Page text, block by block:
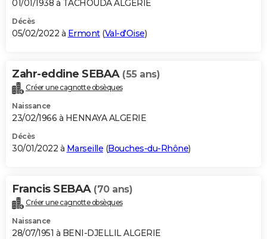
01/01/1938 à TACHOUDA ALGERIE
Décès
05/02/2022 à Ermont(Val-d'Oise)
Zahr-eddine SEBAA (55 ans)
Créer une cagnotte obsèques
Naissance
23/02/1966 à HENNAYA ALGERIE
Décès
30/01/2022 à Marseille (Bouches-du-Rhône)
Francis SEBAA (70 ans)
Créer une cagnotte obsèques
Naissance
28/07/1951 à BENI-DJELLIL ALGERIE